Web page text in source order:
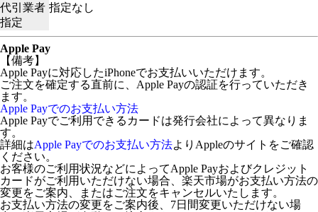
代引業者
指定
指定なし
Apple Pay
【備考】
Apple Payに対応したiPhoneでお支払いいただけます。
ご注文を確定する直前に、Apple Payの認証を行っていただき
ます。
Apple Payでのお支払い方法
Apple Payでご利用できるカードは発行会社によって異なりま
す。
詳細はApple Payでのお支払い方法よりAppleのサイトをご確認
ください。
お客様のご利用状況などによってApple Payおよびクレジット
カードがご利用いただけない場合、楽天市場がお支払い方法の
変更をご案内、またはご注文をキャンセルいたします。
お支払い方法の変更をご案内後、7日間変更いただけない場